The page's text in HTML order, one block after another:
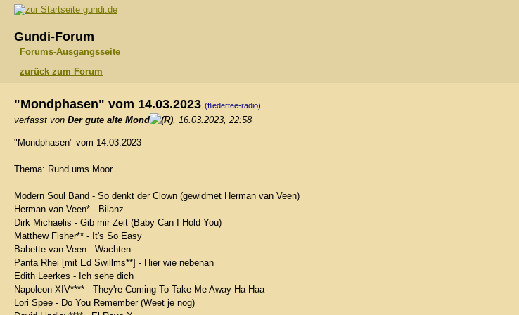
gundi.de
Gundi-Forum
Forums-Ausgangsseite
zurück zum Forum
"Mondphasen" vom 14.03.2023 (fliedertee-radio)
verfasst von Der gute alte Mond , 16.03.2023, 22:58
"Mondphasen" vom 14.03.2023
Thema: Rund ums Moor
Modern Soul Band - So denkt der Clown (gewidmet Herman van Veen)
Herman van Veen* - Bilanz
Dirk Michaelis - Gib mir Zeit (Baby Can I Hold You)
Matthew Fisher** - It's So Easy
Babette van Veen - Wachten
Panta Rhei [mit Ed Swillms**] - Hier wie nebenan
Edith Leerkes - Ich sehe dich
Napoleon XIV**** - They're Coming To Take Me Away Ha-Haa
Lori Spee - Do You Remember (Weet je nog)